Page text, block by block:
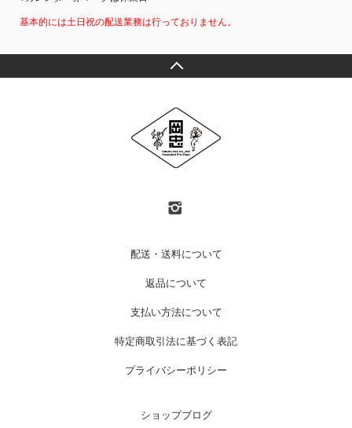
基本的には土日祝の配送業務は行っておりません。
配送・送料について
返品について
支払い方法について
特定商取引法に基づく表記
プライバシーポリシー
ショップブログ